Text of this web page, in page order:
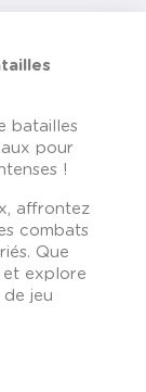
batailles
pour
!
affrontez
combats
Que
explore
de jeu